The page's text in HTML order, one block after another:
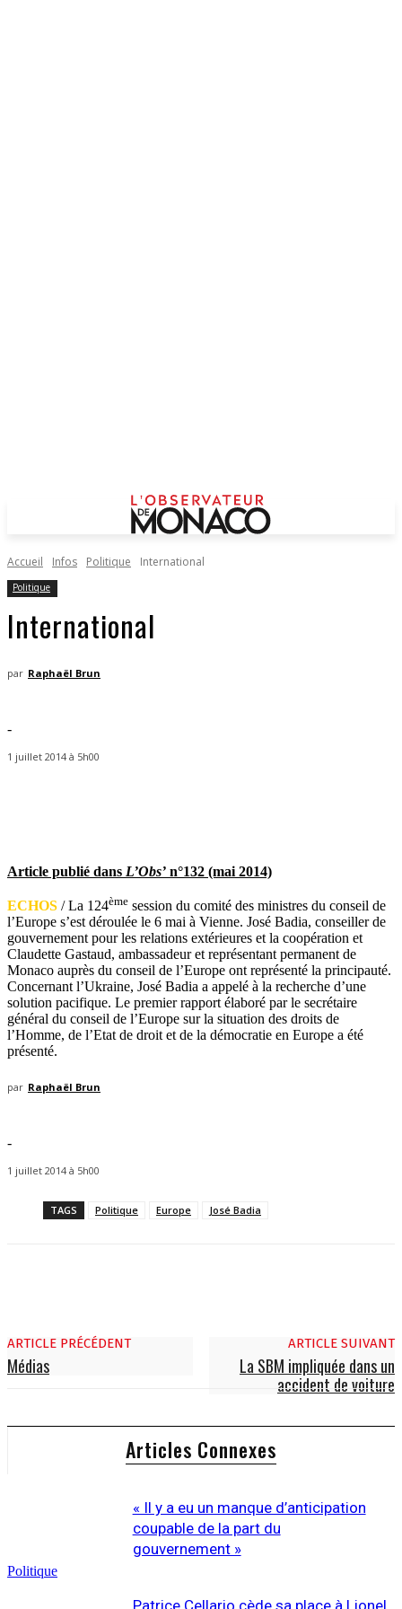
Accueil Infos Politique International
Politique
International
par Raphaël Brun
-
1 juillet 2014 à 5h00
Article publié dans L’Obs’ n°132 (mai 2014)
ECHOS / La 124ème session du comité des ministres du conseil de
l’Europe s’est déroulée le 6 mai à Vienne. José Badia, conseiller de
gouvernement pour les relations extérieures et la coopération et
Claudette Gastaud, ambassadeur et représentant permanent de
Monaco auprès du conseil de l’Europe ont représenté la principauté.
Concernant l’Ukraine, José Badia a appelé à la recherche d’une
solution pacifique. Le premier rapport élaboré par le secrétaire
général du conseil de l’Europe sur la situation des droits de
l’Homme, de l’Etat de droit et de la démocratie en Europe a été
présenté.
par Raphaël Brun
-
1 juillet 2014 à 5h00
TAGS Politique Europe José Badia
ARTICLE PRÉCÉDENT
Médias
ARTICLE SUIVANT
La SBM impliquée dans un
accident de voiture
Articles Connexes
Politique
« Il y a eu un manque d’anticipation
coupable de la part du
gouvernement »
Patrice Cellario cède sa place à Lionel